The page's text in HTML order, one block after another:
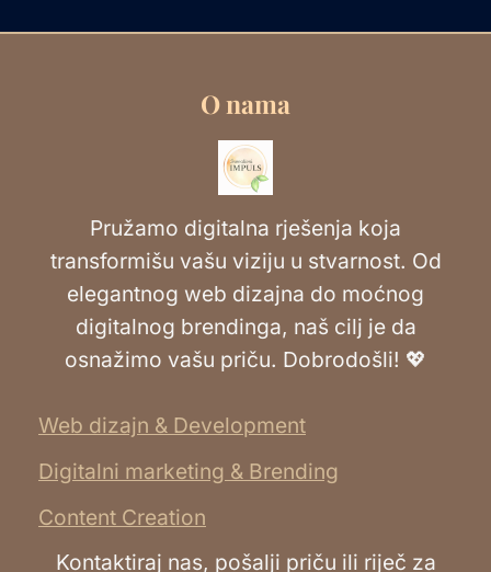
O nama
Pružamo digitalna rješenja koja
transformišu vašu viziju u stvarnost. Od
elegantnog web dizajna do moćnog
digitalnog brendinga, naš cilj je da
osnažimo vašu priču. Dobrodošli! 💖
Web dizajn & Development
Digitalni marketing & Brending
Content Creation
Kontaktiraj nas, pošalji priču ili riječ za